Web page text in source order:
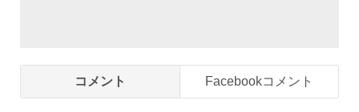
コメント Facebookコメント